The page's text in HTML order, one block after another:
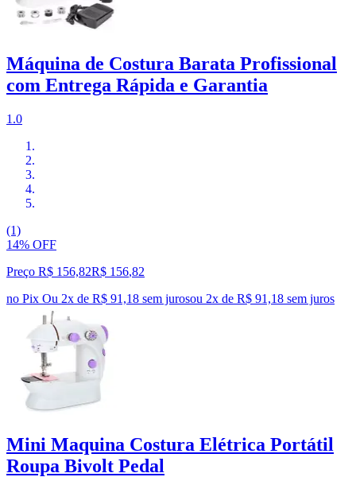
Máquina de Costura Barata Profissional
com Entrega Rápida e Garantia
1.0
(1)
14% OFF
Preço R$ 156,82R$ 156,82
no Pix Ou 2x de R$ 91,18 sem jurosou 2x de R$ 91,18 sem juros
Mini Maquina Costura Elétrica Portátil
Roupa Bivolt Pedal